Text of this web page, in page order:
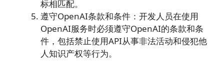
标相匹配。
遵守OpenAI条款和条件：开发人员在使用
OpenAI服务时必须遵守OpenAI的条款和条
件，包括禁止使用API从事非法活动和侵犯他
人知识产权等行为。